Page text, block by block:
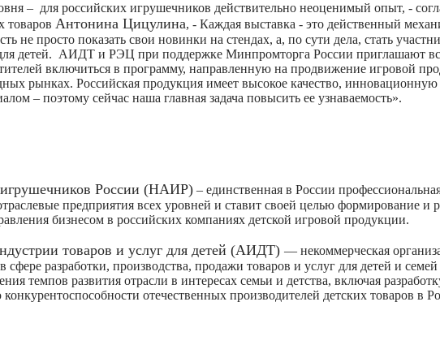
– для российских игрушечников действительно неоценимый опыт, -
товаров Антонина Цицулина, - Каждая выставка - это действенный
не просто показать свои новинки на стендах, а, по сути дела, стать
детей. АИДТ и РЭЦ при поддержке Минпромторга России приглашают
включиться в программу, направленную на продвижение игровой
рынках. Российская продукция имеет высокое качество,
– поэтому сейчас наша главная задача повысить ее узнаваемость».
России (НАИР) – единственная в России
предприятия всех уровней и ставит своей целью формирование и
бизнесом в российских компаниях детской игровой продукции.
товаров и услуг для детей (АИДТ) — некоммерческая
сфере разработки, производства, продажи товаров и услуг для детей и
темпов развития отрасли в интересах семьи и детства, включая
отечественных производителей детских товаров в